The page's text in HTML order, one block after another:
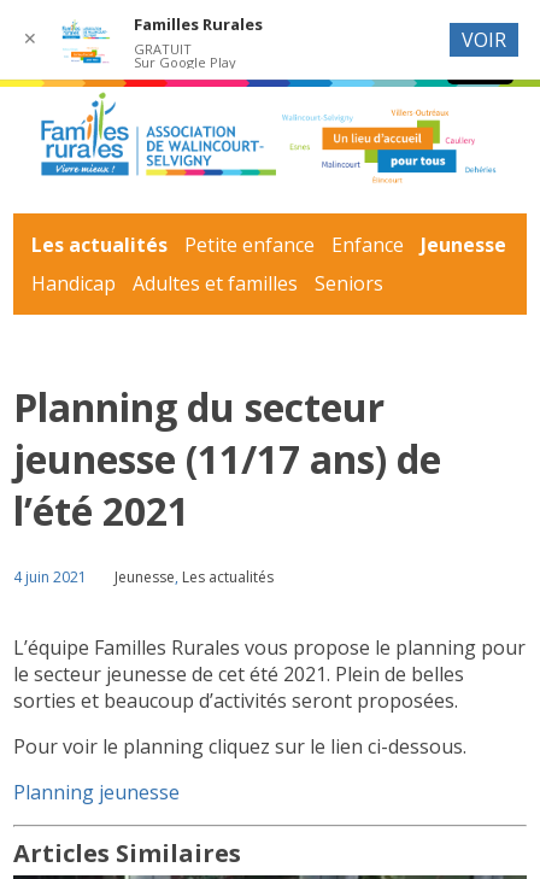
Les actualités Petite enfance Enfance
Jeunesse
Handicap
Adultes et familles Seniors
Planning du secteur
jeunesse (11/17 ans) de
l’été 2021
4 juin 2021 Jeunesse, Les actualités
L’équipe Familles Rurales vous propose le planning pour
le secteur jeunesse de cet été 2021. Plein de belles
sorties et beaucoup d’activités seront proposées.
Pour voir le planning cliquez sur le lien ci-dessous.
Planning jeunesse
Articles Similaires
✕
Familles Rurales
GRATUIT
Sur Google Play
VOIR